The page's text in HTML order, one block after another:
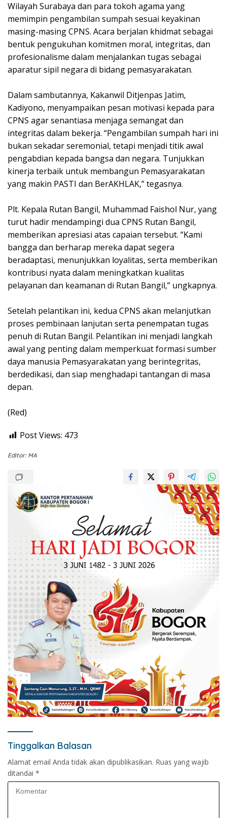
Wilayah Surabaya dan para tokoh agama yang
memimpin pengambilan sumpah sesuai keyakinan
masing-masing CPNS. Acara berjalan khidmat sebagai
bentuk pengukuhan komitmen moral, integritas, dan
profesionalisme dalam menjalankan tugas sebagai
aparatur sipil negara di bidang pemasyarakatan.
Dalam sambutannya, Kakanwil Ditjenpas Jatim,
Kadiyono, menyampaikan pesan motivasi kepada para
CPNS agar senantiasa menjaga semangat dan
integritas dalam bekerja. “Pengambilan sumpah hari ini
bukan sekadar seremonial, tetapi menjadi titik awal
pengabdian kepada bangsa dan negara. Tunjukkan
kinerja terbaik untuk membangun Pemasyarakatan
yang makin PASTI dan BerAKHLAK,” tegasnya.
Plt. Kepala Rutan Bangil, Muhammad Faishol Nur, yang
turut hadir mendampingi dua CPNS Rutan Bangil,
memberikan apresiasi atas capaian tersebut. “Kami
bangga dan berharap mereka dapat segera
beradaptasi, menunjukkan loyalitas, serta memberikan
kontribusi nyata dalam meningkatkan kualitas
pelayanan dan keamanan di Rutan Bangil,” ungkapnya.
Setelah pelantikan ini, kedua CPNS akan melanjutkan
proses pembinaan lanjutan serta penempatan tugas
penuh di Rutan Bangil. Pelantikan ini menjadi langkah
awal yang penting dalam memperkuat formasi sumber
daya manusia Pemasyarakatan yang berintegritas,
berdedikasi, dan siap menghadapi tantangan di masa
depan.
(Red)
Post Views: 473
Editor: MA
Tinggalkan Balasan
Alamat email Anda tidak akan dipublikasikan. Ruas yang wajib
ditandai *